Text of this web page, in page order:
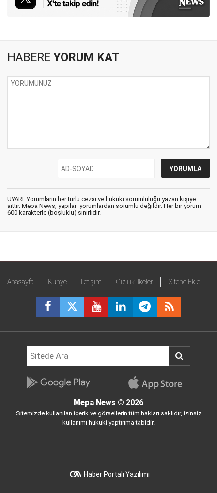
HABERE YORUM KAT
UYARI: Yorumların her türlü cezai ve hukuki sorumluluğu yazan kişiye
aittir. Mepa News, yapılan yorumlardan sorumlu değildir. Her bir yorum
600 karakterle (boşluklu) sınırlıdır.
Anasayfa Künye İletişim Gizlilik İlkeleri Sitene Ekle
Mepa News © 2026
Sitemizde kullanılan içerik ve görsellerin tüm hakları saklıdır, izinsiz
kullanımı hukuki yaptırıma tabidir.
Haber Portalı Yazılımı